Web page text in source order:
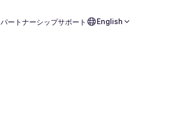
パートナーシップサポート English